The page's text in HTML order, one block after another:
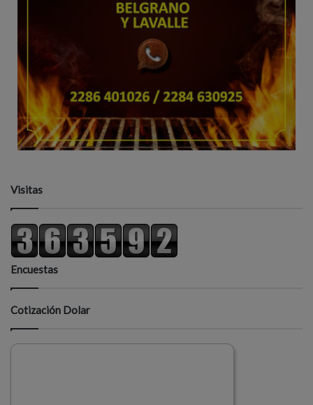
Visitas
Encuestas
Cotización Dolar